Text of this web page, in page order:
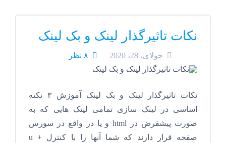
نکات تاثیرگذار لینک و بک لینک
جولای، 28، 2020 ۸ نظر
نکات تاثیرگذار لینک و بک لینک آموزش ۳ نکته
اساسی در لینک سازی تمامی لینک هایی که به
صورت پیشفرض در html و یا در واقع در سورس
صفحه قرار دارند که شما آنها را با کنترل + u